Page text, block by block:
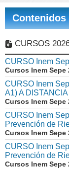
CURSOS
CURSO Inem
Cursos Inem Sepe
CURSO Inem
A1) A DISTANCIA
Cursos Inem Sepe
CURSO Inem
Prevención de
Cursos Inem Sepe
CURSO Inem
Prevención de
Cursos Inem Sepe